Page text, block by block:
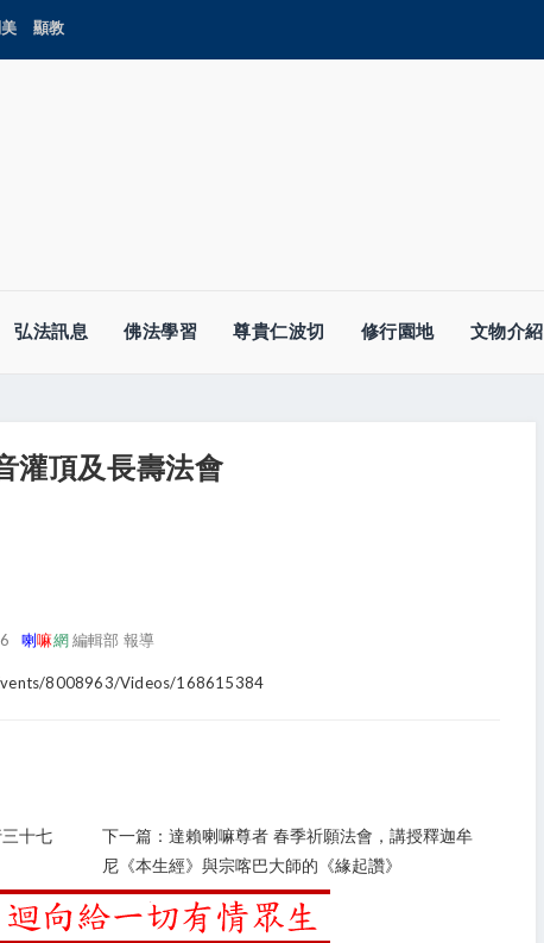
顯教
弘法訊息 佛法學習 尊貴仁波切 修行園地 文物介紹
灌頂及長壽法會
喇嘛網編輯部 報導
8008963/videos/168615384
十七
下一篇：達賴喇嘛尊者 春季祈願法會，講授釋迦牟
尼《本生經》與宗喀巴大師的《緣起讚》